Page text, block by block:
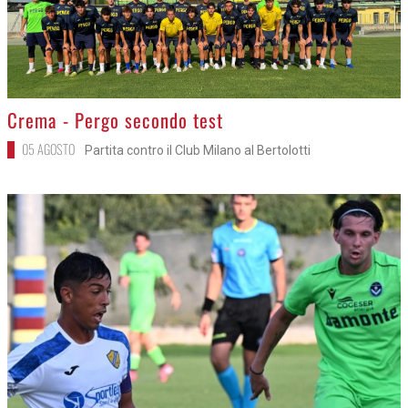
>
Crema - Pergo secondo test
05 AGOSTO Partita contro il Club Milano al Bertolotti